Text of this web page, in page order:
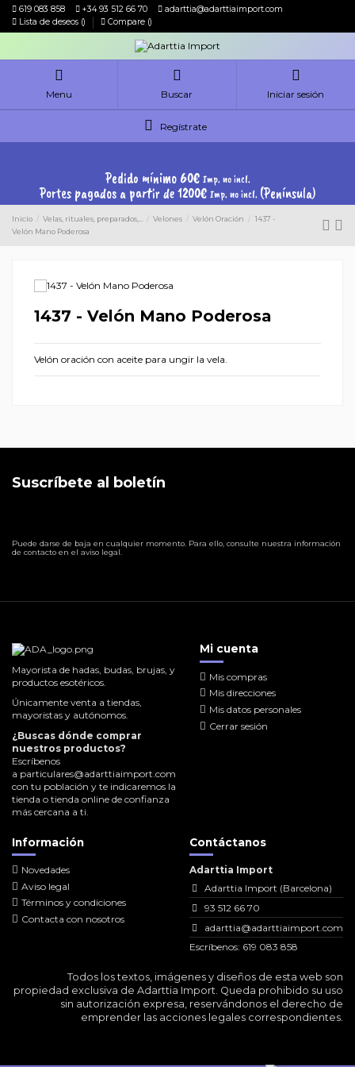
619 083 858 +34 93 512 66 70
adarttia@adarttiaimport.com
Lista de deseos () Compare ()
Menu Buscar Iniciar sesión
Regístrate
Pedido mínimo 60€ Imp. no incl.
Portes pagados a partir de 1200€ Imp. no incl. (Península)
Inicio Velas, rituales, preparados,... Velones Velón Oración
1437 -
Velón Mano Poderosa
1437 - Velón Mano Poderosa
Velón oración con aceite para ungir la vela.
Suscríbete al boletín
Puede darse de baja en cualquier momento. Para ello, consulte nuestra información
de contacto en el aviso legal.
Mayorista de hadas, budas, brujas, y
productos esotéricos.
Únicamente venta a tiendas,
mayoristas y autónomos.
¿Buscas dónde comprar
nuestros productos?
Escríbenos
a particulares@adarttiaimport.com
con tu población y te indicaremos la
tienda o tienda online de confianza
más cercana a ti.
Mi cuenta
Mis compras
Mis direcciones
Mis datos personales
Cerrar sesión
Información
Novedades
Aviso legal
Términos y condiciones
Contacta con nosotros
Contáctanos
Adarttia Import
Adarttia Import (Barcelona)
93 512 66 70
adarttia@adarttiaimport.com
Escríbenos: 619 083 858
Todos los textos, imágenes y diseños de esta web son
propiedad exclusiva de Adarttia Import. Queda prohibido su uso
sin autorización expresa, reservándonos el derecho de
emprender las acciones legales correspondientes.